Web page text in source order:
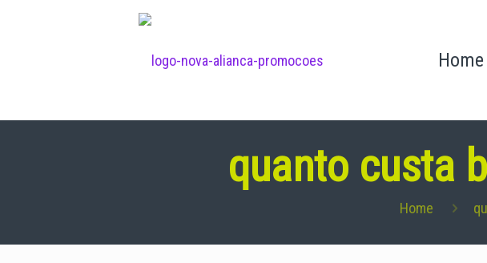
Home
quanto custa
Home